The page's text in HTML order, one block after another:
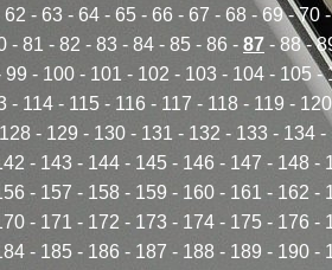
62 - 63- 64- 65- 66 - 67 - 68-69-70
- 81 - 82 - 83 - 84 - 85 - 86 - 87 -88-
99 - 100 - 101 - 102 - 103 - 104 - 105 -
- 114 - 115 - 116 - 117 - 118 - 119 - 120
128- 129 - 130- 131 - 132 - 133 - 134-
- 143 - 144 - 145 - 146 - 147 - 148 -
- 157 - 158 - 159 - 160 - 161 - 162 -
- 171 - 172 - 173 - 174 - 175 - 176 -
- 185 - 186 - 187 - 188 - 189 - 190 -